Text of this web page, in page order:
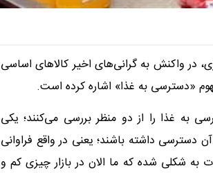
در واکنش به گرانی‌های اخیر کالاهای اساسی
«دسترسی به غذا» اشاره کرده است.
به غذا را از دو منظر بررسی می‌کنند؛ یکی
دسترسی داشته باشند؛ یعنی در واقع فراوانی
به شکلی شده که ما الان در بازار چیزی کم و